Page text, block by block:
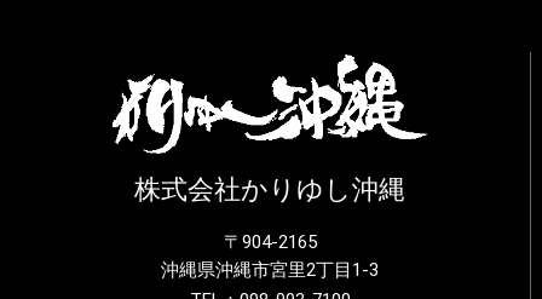
株式会社かりゆし沖縄
〒904-2165
沖縄県沖縄市宮里2丁目1-3